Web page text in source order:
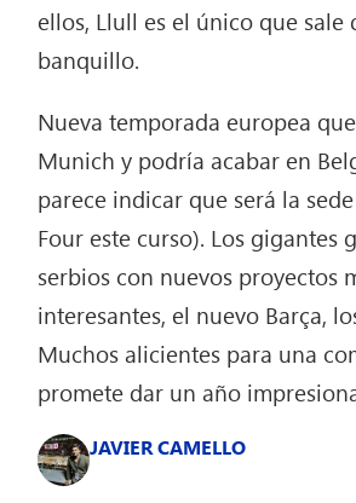
ellos, Llull es el único que sale
banquillo.
Nueva temporada europea
Munich y podría acabar en
parece indicar que será la
Four este curso). Los gigantes
serbios con nuevos proyectos
interesantes, el nuevo Barça,
Muchos alicientes para una
promete dar un año
JAVIER CAMELLO